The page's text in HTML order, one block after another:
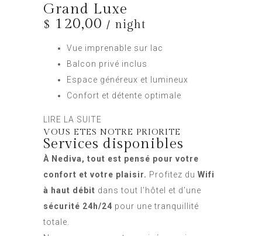
Grand Luxe
$ 120,00 / night
Vue imprenable sur lac
Balcon privé inclus
Espace généreux et lumineux
Confort et détente optimale
LIRE LA SUITE
VOUS ETES NOTRE PRIORITE
Services disponibles
À Nediva, tout est pensé pour votre
confort et votre plaisir. Profitez du Wifi
à haut débit dans tout l’hôtel et d’une
sécurité 24h/24 pour une tranquillité
totale.